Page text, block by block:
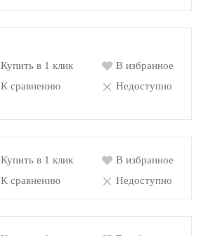
Купить в 1 клик
К сравнению
В избранное
Недоступно
Купить в 1 клик
К сравнению
В избранное
Недоступно